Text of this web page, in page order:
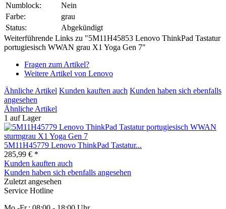
Numblock:
Nein
Farbe:
grau
Status:
Abgekündigt
Weiterführende Links zu "5M11H45853 Lenovo ThinkPad Tastatur
portugiesisch WWAN grau X1 Yoga Gen 7"
Fragen zum Artikel?
Weitere Artikel von Lenovo
Ähnliche Artikel Kunden kauften auch Kunden haben sich ebenfalls
angesehen
Ähnliche Artikel
1 auf Lager
5M11H45779 Lenovo ThinkPad Tastatur...
285,99 € *
Kunden kauften auch
Kunden haben sich ebenfalls angesehen
Zuletzt angesehen
Service Hotline